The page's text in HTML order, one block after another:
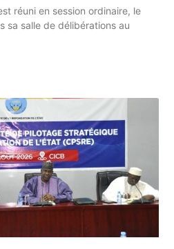
réuni en session ordinaire, le
sa salle de délibérations au